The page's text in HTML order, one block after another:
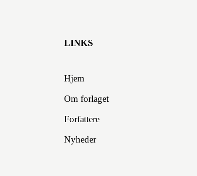
LINKS
Hjem
Om forlaget
Forfattere
Nyheder